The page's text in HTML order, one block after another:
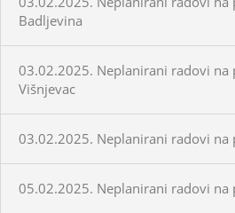
Badljevina
03.02.2025. Neplanirani radovi na
Višnjevac
03.02.2025. Neplanirani radovi na
05.02.2025. Neplanirani radovi na